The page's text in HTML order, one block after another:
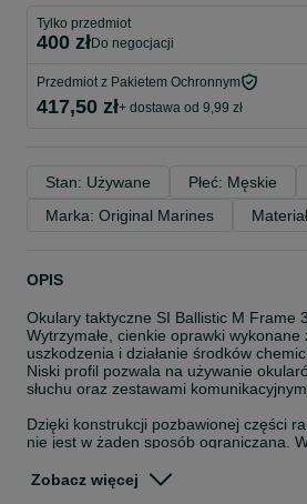
Tylko przedmiot
400 zł do negocjacji
Przedmiot z Pakietem Ochronnym
417,50 zł+ dostawa od 9,99 zł
Stan: Używane Płeć: Męskie
Marka: Original Marines
OPIS
Okulary taktyczne SI Ballistic M Frame
Wytrzymałe, cienkie oprawki
uszkodzenia i działanie środków
Niski profil pozwala na używanie
słuchu oraz zestawami
Dzięki konstrukcji pozbawionej części
nie jest w żaden sposób ograniczana.
poliwęglanu Plutonite cechującego się
Zobacz więcej